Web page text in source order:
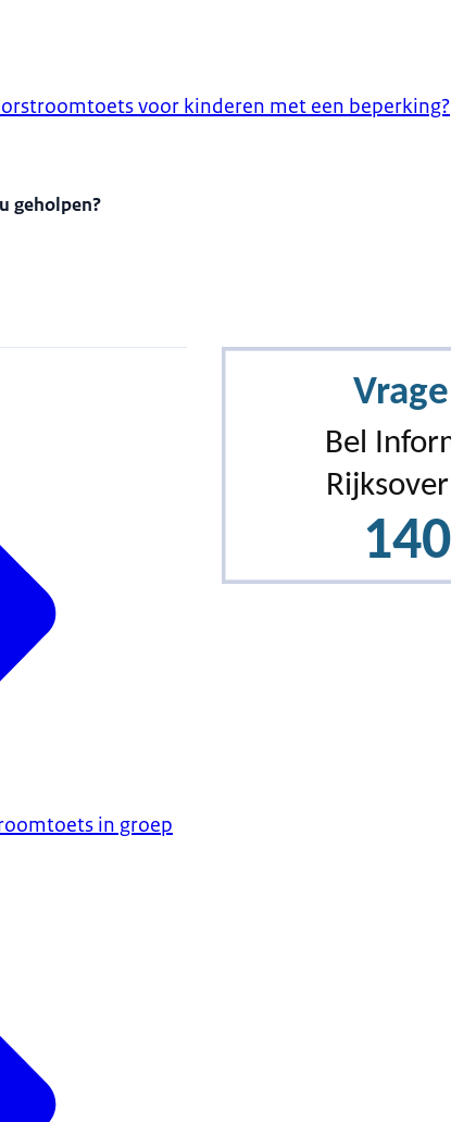
voor kinderen met een beperking?
geholpen?
in groep